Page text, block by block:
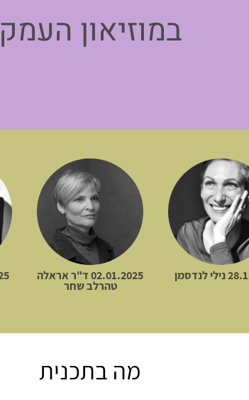
במוזיאון העמק
לנדסמן 02.01.2025 ד"ר אראלה
טהרלב שחר
מה בתכנית